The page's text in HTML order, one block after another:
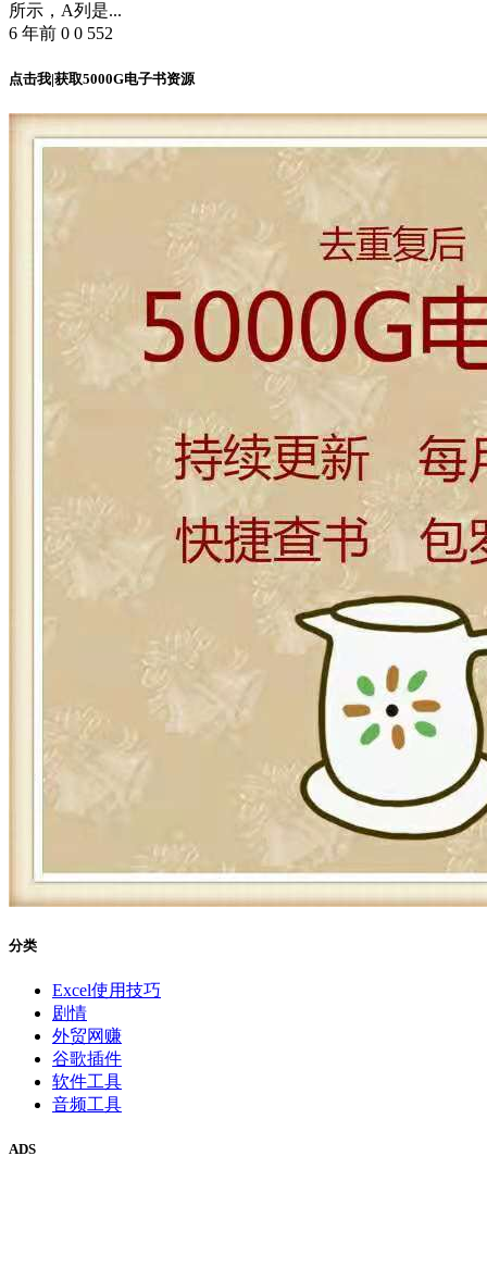
所示，A列是...
6 年前 0 0 552
点击我|获取5000G电子书资源
分类
Excel使用技巧
剧情
外贸网赚
谷歌插件
软件工具
音频工具
ADS